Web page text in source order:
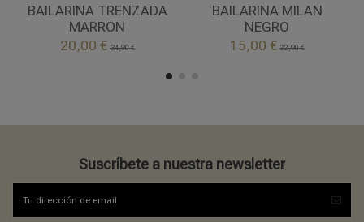
BAILARINA TRENZADA
MARRON
20,00 €34,90 €
MARRON
 Añadir al carrito
BAILARINA MILAN
NEGRO
15,00 €22,90 €
NEGRO
 Añadir al carrito
Suscríbete a nuestra newsletter